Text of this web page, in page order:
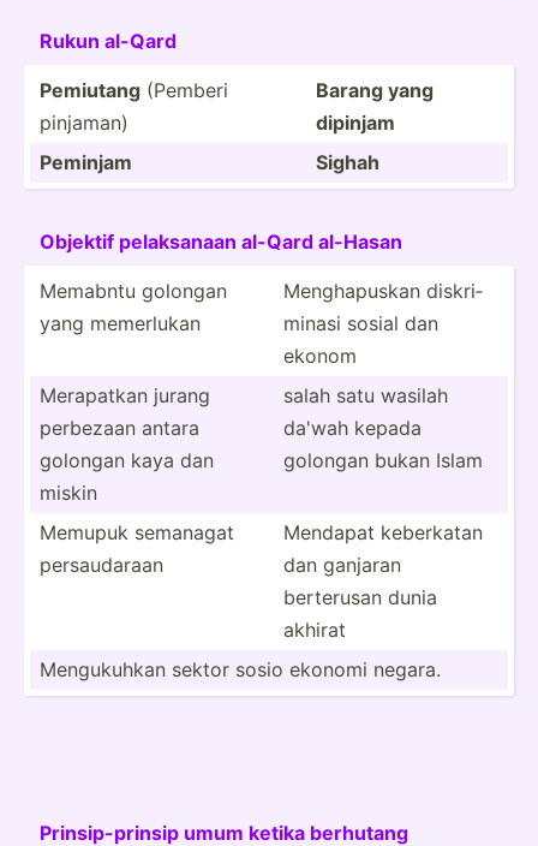
Rukun al-Qard
Pemiutang (Pemberi
pinjaman)
Barang yang
dipinjam
Peminjam
Sighah
Objektif pelaks­anaan al-Qard al-Hasan
Memabntu golongan
yang memerlukan
Mengha­puskan diskri­
minasi sosial dan
ekonom
Merapatkan jurang
perbezaan antara
golongan kaya dan
miskin
salah satu wasilah
da'wah kepada
golongan bukan Islam
Memupuk semanagat
persau­daraan
Mendapat keberkatan
dan ganjaran
berterusan dunia
akhirat
Menguk­uhkan sektor sosio ekonomi negara.
Prinsi­p-p­rinsip umum ketika berhutang